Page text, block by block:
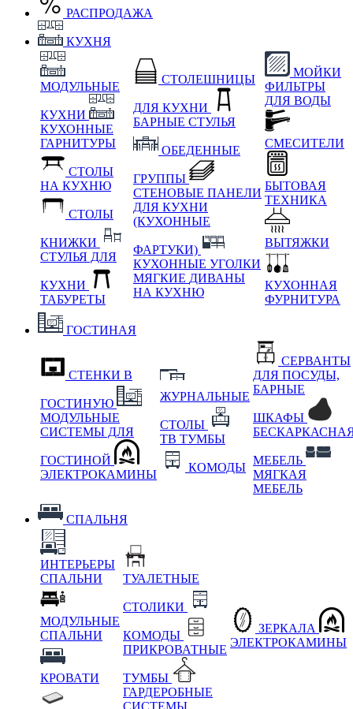
РАСПРОДАЖА
КУХНЯ
МОДУЛЬНЫЕ
КУХНИ
КУХОННЫЕ
ГАРНИТУРЫ
СТОЛЫ
НА КУХНЮ
СТОЛЫ
КНИЖКИ
СТУЛЬЯ ДЛЯ
КУХНИ
ТАБУРЕТЫ
СТОЛЕШНИЦЫ
ДЛЯ КУХНИ
БАРНЫЕ СТУЛЬЯ
ОБЕДЕННЫЕ
ГРУППЫ
СТЕНОВЫЕ ПАНЕЛИ
ДЛЯ КУХНИ
(КУХОННЫЕ
ФАРТУКИ)
КУХОННЫЕ УГОЛКИ
МЯГКИЕ ДИВАНЫ
НА КУХНЮ
МОЙКИ
ФИЛЬТРЫ
ДЛЯ ВОДЫ
СМЕСИТЕЛИ
БЫТОВАЯ
ТЕХНИКА
ВЫТЯЖКИ
КУХОННАЯ
ФУРНИТУРА
ГОСТИНАЯ
СТЕНКИ В
ГОСТИНУЮ
МОДУЛЬНЫЕ
СИСТЕМЫ ДЛЯ
ГОСТИНОЙ
ЭЛЕКТРОКАМИНЫ
ЖУРНАЛЬНЫЕ
СТОЛЫ
ТВ ТУМБЫ
КОМОДЫ
СЕРВАНТЫ
ДЛЯ ПОСУДЫ,
БАРНЫЕ
ШКАФЫ
МЕБЕЛЬ
МЯГКАЯ
МЕБЕЛЬ
СПАЛЬНЯ
ИНТЕРЬЕРЫ
СПАЛЬНИ
МОДУЛЬНЫЕ
СПАЛЬНИ
КРОВАТИ
ТУАЛЕТНЫЕ
СТОЛИКИ
КОМОДЫ
ПРИКРОВАТНЫЕ
ТУМБЫ
ГАРДЕРОБНЫЕ
ЗЕРКАЛА
ЭЛЕКТРОКАМИНЫ